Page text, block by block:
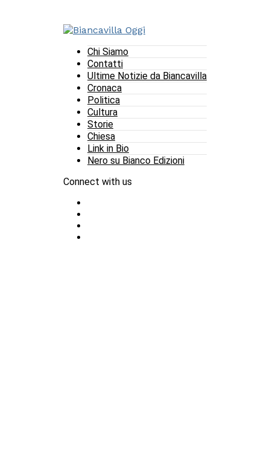
Chi Siamo
Contatti
Ultime Notizie da Biancavilla
Cronaca
Politica
Cultura
Storie
Chiesa
Link in Bio
Nero su Bianco Edizioni
Connect with us